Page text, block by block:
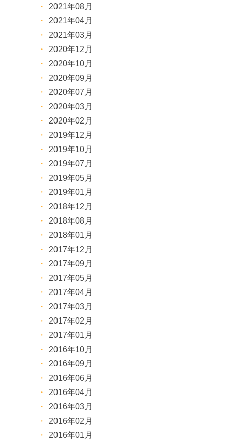
2021年08月
2021年04月
2021年03月
2020年12月
2020年10月
2020年09月
2020年07月
2020年03月
2020年02月
2019年12月
2019年10月
2019年07月
2019年05月
2019年01月
2018年12月
2018年08月
2018年01月
2017年12月
2017年09月
2017年05月
2017年04月
2017年03月
2017年02月
2017年01月
2016年10月
2016年09月
2016年06月
2016年04月
2016年03月
2016年02月
2016年01月